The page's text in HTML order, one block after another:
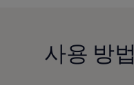
사용 방법